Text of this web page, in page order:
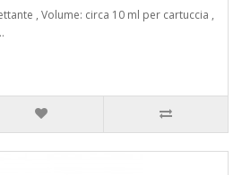
, Volume: circa 10 ml per cartuccia ,